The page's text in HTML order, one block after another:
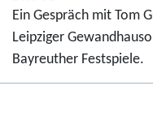
Ein Gespräch mit Tom
Leipziger
Bayreuther Festspiele.